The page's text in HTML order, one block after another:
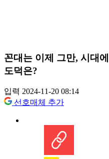
꼰대는 이제 그만, 시대
도덕은?
입력 2024-11-20 08:14
선호매체 추가